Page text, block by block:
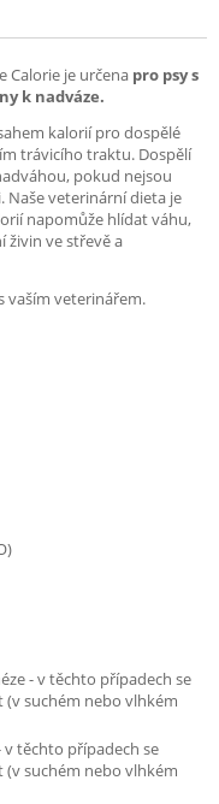
Calorie je určena pro psy s
k nadváze.
kalorií pro dospělé
trávicího traktu. Dospělí
pokud nejsou
Naše veterinární dieta je
napomůže hlídat váhu,
živin ve střevě a
vaším veterinářem.
- v těchto případech se
suchém nebo vlhkém
těchto případech se
suchém nebo vlhkém